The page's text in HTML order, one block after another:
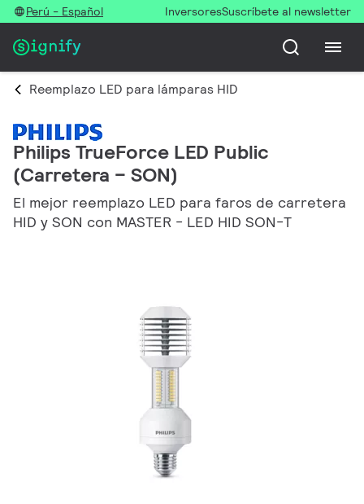
Perú - Español InversoresSuscríbete al newsletter
Reemplazo LED para lámparas HID
Philips TrueForce LED Public
(Carretera – SON)
El mejor reemplazo LED para faros de carretera
HID y SON con MASTER - LED HID SON-T